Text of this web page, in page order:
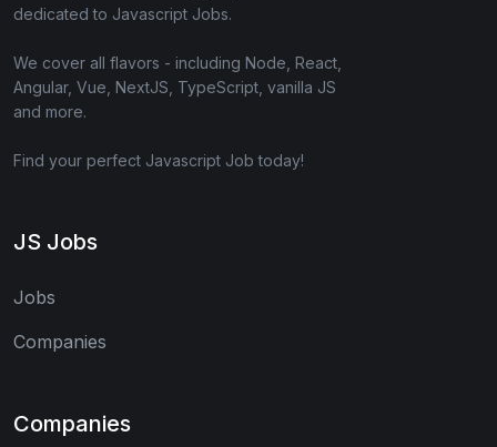
dedicated to Javascript Jobs.
We cover all flavors - including Node, React,
Angular, Vue, NextJS, TypeScript, vanilla JS
and more.
Find your perfect Javascript Job today!
JS Jobs
Jobs
Companies
Companies